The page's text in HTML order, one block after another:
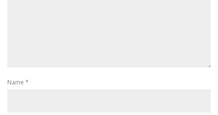
Name *